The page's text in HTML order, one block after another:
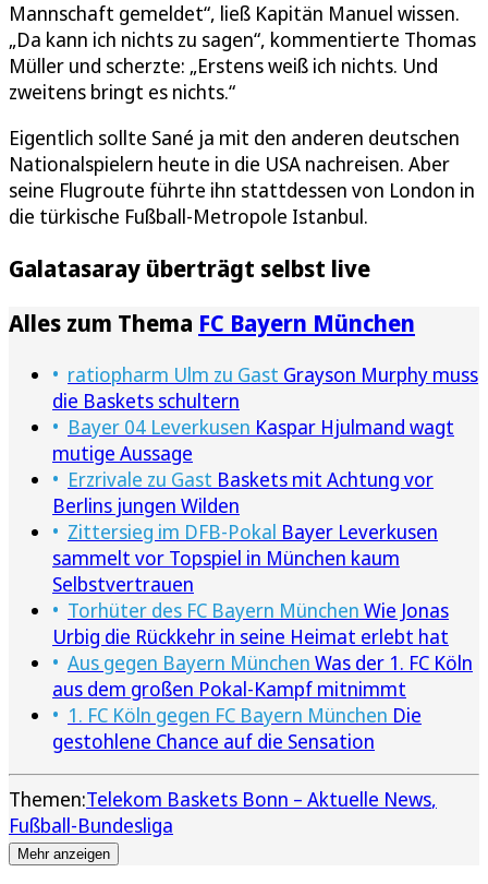
Mannschaft gemeldet“, ließ Kapitän Manuel wissen.
„Da kann ich nichts zu sagen“, kommentierte Thomas
Müller und scherzte: „Erstens weiß ich nichts. Und
zweitens bringt es nichts.“
Eigentlich sollte Sané ja mit den anderen deutschen
Nationalspielern heute in die USA nachreisen. Aber
seine Flugroute führte ihn stattdessen von London in
die türkische Fußball-Metropole Istanbul.
Galatasaray überträgt selbst live
Alles zum Thema FC Bayern München
ratiopharm Ulm zu Gast Grayson Murphy muss
die Baskets schultern
Bayer 04 Leverkusen Kaspar Hjulmand wagt
mutige Aussage
Erzrivale zu Gast Baskets mit Achtung vor
Berlins jungen Wilden
Zittersieg im DFB-Pokal Bayer Leverkusen
sammelt vor Topspiel in München kaum
Selbstvertrauen
Torhüter des FC Bayern München Wie Jonas
Urbig die Rückkehr in seine Heimat erlebt hat
Aus gegen Bayern München Was der 1. FC Köln
aus dem großen Pokal-Kampf mitnimmt
1. FC Köln gegen FC Bayern München Die
gestohlene Chance auf die Sensation
Themen:Telekom Baskets Bonn – Aktuelle News
Fußball-Bundesliga
Mehr anzeigen